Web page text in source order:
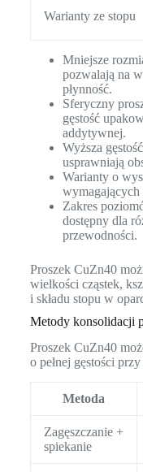
Warianty ze stopu
Mniejsze
pozwalają na
płynność.
Sferyczny
gęstość
addytywnej.
Wyższa
usprawniają
Warianty o
wymagających
Zakres
dostępny dla
przewodności.
Proszek CuZn40
wielkości cząstek,
i składu stopu w
Metody konsolidacji
Proszek CuZn40
o pełnej gęstości
Metoda
Zagęszczanie +
spiekanie